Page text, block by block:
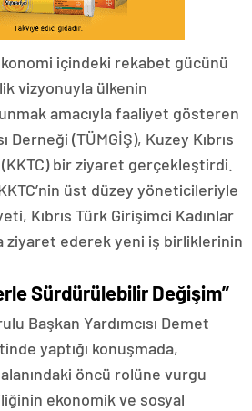
içindeki rekabet gücünü
vizyonuyla ülkenin
amacıyla faaliyet gösteren
Derneği (TÜMGİŞ), Kuzey Kıbrıs
bir ziyaret gerçekleştirdi.
üst düzey yöneticileriyle
Kıbrıs Türk Girişimci Kadınlar
ziyaret ederek yeni iş birliklerinin
Sürdürülebilir Değişim”
Başkan Yardımcısı Demet
yaptığı konuşmada,
öncü rolüne vurgu
ekonomik ve sosyal